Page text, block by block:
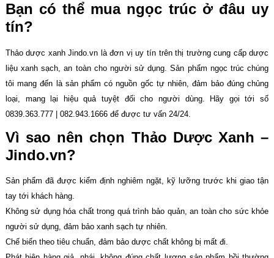
Bạn có thể mua ngọc trúc ở đâu uy
tín?
Thảo dược xanh Jindo.vn là đơn vị uy tín trên thị trường cung cấp dược
liệu xanh sạch, an toàn cho người sử dụng. Sản phẩm ngọc trúc chúng
tôi mang đến là sản phẩm có nguồn gốc tự nhiên, đảm bảo đúng chủng
loại, mang lại hiệu quả tuyệt đối cho người dùng. Hãy gọi tới số
0839.363.777 | 082.943.1666 để được tư vấn 24/24.
Vì sao nên chọn Thảo Dược Xanh –
Jindo.vn?
Sản phẩm đã được kiểm định nghiêm ngặt, kỹ lưỡng trước khi giao tận
tay tới khách hàng.
Không sử dụng hóa chất trong quá trình bảo quản, an toàn cho sức khỏe
người sử dụng, đảm bảo xanh sạch tự nhiên.
Chế biến theo tiêu chuẩn, đảm bảo dược chất không bị mất đi.